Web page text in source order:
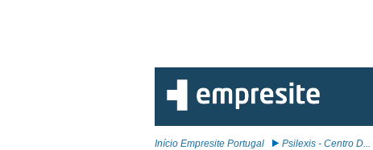
Início Empresite Portugal Psilexis - Centro D...